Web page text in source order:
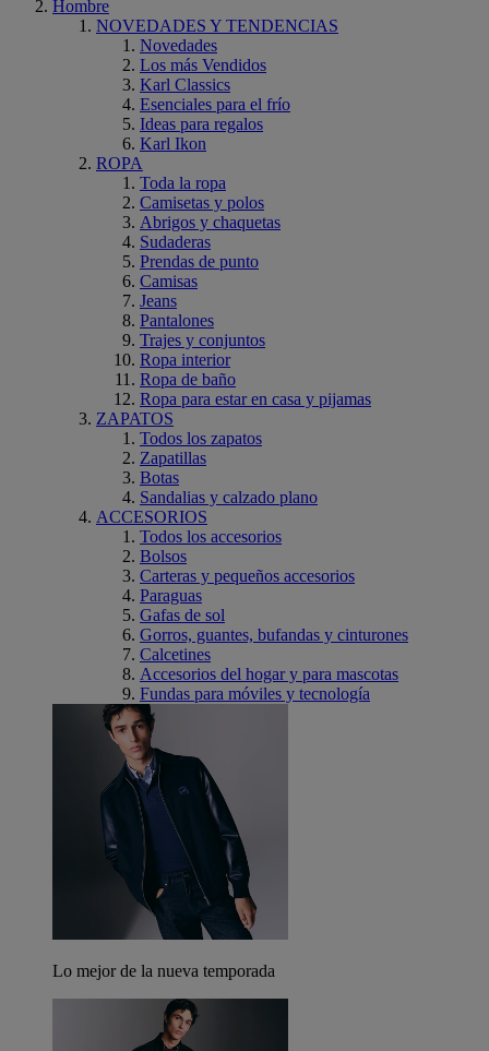
Hombre
NOVEDADES Y TENDENCIAS
Novedades
Los más Vendidos
Karl Classics
Esenciales para el frío
Ideas para regalos
Karl Ikon
ROPA
Toda la ropa
Camisetas y polos
Abrigos y chaquetas
Sudaderas
Prendas de punto
Camisas
Jeans
Pantalones
Trajes y conjuntos
Ropa interior
Ropa de baño
Ropa para estar en casa y pijamas
ZAPATOS
Todos los zapatos
Zapatillas
Botas
Sandalias y calzado plano
ACCESORIOS
Todos los accesorios
Bolsos
Carteras y pequeños accesorios
Paraguas
Gafas de sol
Gorros, guantes, bufandas y cinturones
Calcetines
Accesorios del hogar y para mascotas
Fundas para móviles y tecnología
Lo mejor de la nueva temporada